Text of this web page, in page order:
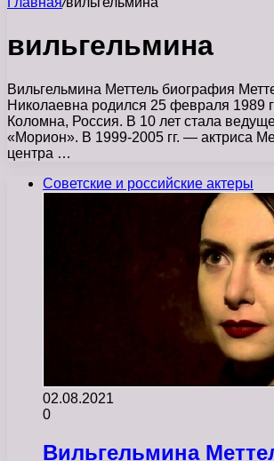
вильгельмина
Вильгельмина Меттель биография
Николаевна родился 25 февраля 1989
Коломна, Россия. В 10 лет стала
«Морион». В 1999-2005 гг. — актриса
центра …
Советские и российские актеры
02.08.2021
0
Вильгельмина